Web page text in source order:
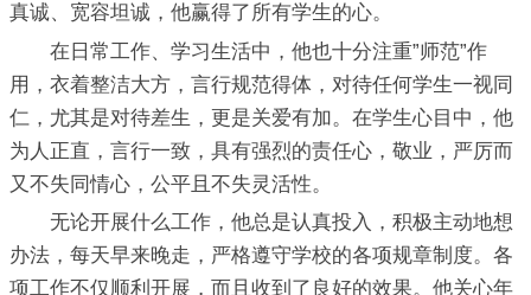
真诚、宽容坦诚，他赢得了所有学生的心。
在日常工作、学习生活中，他也十分注重”师范”作
用，衣着整洁大方，言行规范得体，对待任何学生一视同
仁，尤其是对待差生，更是关爱有加。在学生心目中，他
为人正直，言行一致，具有强烈的责任心，敬业，严厉而
又不失同情心，公平且不失灵活性。
无论开展什么工作，他总是认真投入，积极主动地想
办法，每天早来晚走，严格遵守学校的各项规章制度。各
项工作不仅顺利开展，而且收到了良好的效果。他关心年